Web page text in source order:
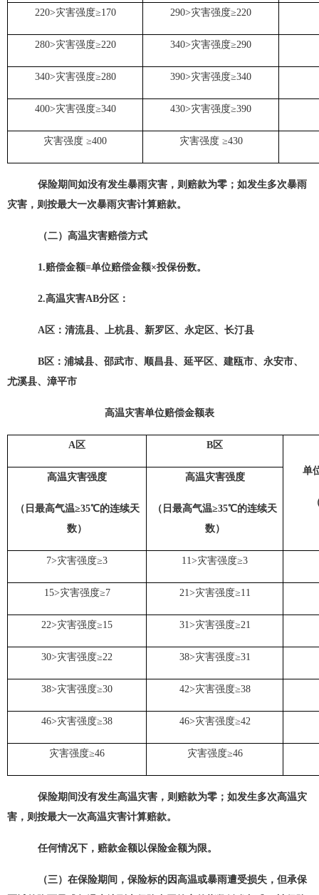
220>灾害强度≥170 290>灾害强度≥220
280>灾害强度≥220 340>灾害强度≥290
340>灾害强度≥280 390>灾害强度≥340
400>灾害强度≥340 430>灾害强度≥390
灾害强度 ≥400 灾害强度 ≥430
保险期间如没有发生暴雨灾害，则赔款为零；如发生多次暴雨
灾害 ，则按最大一次暴雨灾害计算赔款。
（二）高温灾害赔偿方式
1.赔偿金额=单位赔偿金额×投保份数。
2.高温灾害AB分区：
A区：清流县、上杭县、新罗区、永定区、长汀县
B区：浦城县、邵武市、顺昌县、延平区、建瓯市、永安市、
尤溪县、漳平市
高温灾害单位赔偿金额表
A区 B区
单
高温灾害强度
（日最高气温≥35℃的连续天
数）
高温灾害强度
（日最高气温≥35℃的连续天
数）
7>灾害强度≥3 11>灾害强度≥3
15>灾害强度≥7 21>灾害强度≥11
22>灾害强度≥15 31>灾害强度≥21
30>灾害强度≥22 38>灾害强度≥31
38>灾害强度≥30 42>灾害强度≥38
46>灾害强度≥38 46>灾害强度≥42
灾害强度≥46 灾害强度≥46
保险期间没有发生高温灾害，则赔款为零； 如发生多次高温灾
害，则按最大一次高温灾害计算赔款。
任何情况下，赔款金额以保险金额为限。
（三）在保险期间，保险标的因高温或暴雨遭受损失，但承保